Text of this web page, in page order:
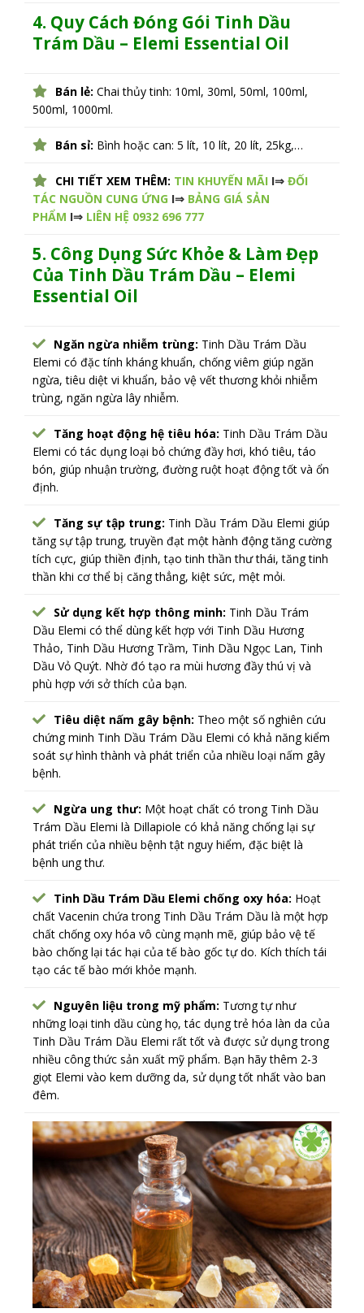
4. Quy Cách Đóng Gói Tinh Dầu
Trám Dầu – Elemi Essential Oil
Bán lẻ: Chai thủy tinh: 10ml, 30ml, 50ml, 100ml,
500ml, 1000ml.
Bán sỉ: Bình hoặc can: 5 lít, 10 lít, 20 lít, 25kg,…
CHI TIẾT XEM THÊM: TIN KHUYẾN MÃI I⇒ ĐỐI
TÁC NGUỒN CUNG ỨNG I⇒ BẢNG GIÁ SẢN
PHẨM I⇒ LIÊN HỆ 0932 696 777
5. Công Dụng Sức Khỏe & Làm Đẹp
Của Tinh Dầu Trám Dầu – Elemi
Essential Oil
Ngăn ngừa nhiễm trùng: Tinh Dầu Trám Dầu
Elemi có đặc tính kháng khuẩn, chống viêm giúp ngăn
ngừa, tiêu diệt vi khuẩn, bảo vệ vết thương khỏi nhiễm
trùng, ngăn ngừa lây nhiễm.
Tăng hoạt động hệ tiêu hóa: Tinh Dầu Trám Dầu
Elemi có tác dụng loại bỏ chứng đầy hơi, khó tiêu, táo
bón, giúp nhuận trường, đường ruột hoạt động tốt và ổn
định.
Tăng sự tập trung: Tinh Dầu Trám Dầu Elemi giúp
tăng sự tập trung, truyền đạt một hành động tăng cường
tích cực, giúp thiền định, tạo tinh thần thư thái, tăng tinh
thần khi cơ thể bị căng thẳng, kiệt sức, mệt mỏi.
Sử dụng kết hợp thông minh: Tinh Dầu Trám
Dầu Elemi có thể dùng kết hợp với Tinh Dầu Hương
Thảo, Tinh Dầu Hương Trầm, Tinh Dầu Ngọc Lan, Tinh
Dầu Vỏ Quýt. Nhờ đó tạo ra mùi hương đầy thú vị và
phù hợp với sở thích của bạn.
Tiêu diệt nấm gây bệnh: Theo một số nghiên cứu
chứng minh Tinh Dầu Trám Dầu Elemi có khả năng kiểm
soát sự hình thành và phát triển của nhiều loại nấm gây
bệnh.
Ngừa ung thư: Một hoạt chất có trong Tinh Dầu
Trám Dầu Elemi là Dillapiole có khả năng chống lại sự
phát triển của nhiều bệnh tật nguy hiểm, đặc biệt là
bệnh ung thư.
Tinh Dầu Trám Dầu Elemi chống oxy hóa: Hoạt
chất Vacenin chứa trong Tinh Dầu Trám Dầu là một hợp
chất chống oxy hóa vô cùng mạnh mẽ, giúp bảo vệ tế
bào chống lại tác hại của tế bào gốc tự do. Kích thích tái
tạo các tế bào mới khỏe mạnh.
Nguyên liệu trong mỹ phẩm: Tương tự như
những loại tinh dầu cùng họ, tác dụng trẻ hóa làn da của
Tinh Dầu Trám Dầu Elemi rất tốt và được sử dụng trong
nhiều công thức sản xuất mỹ phẩm. Bạn hãy thêm 2-3
giọt Elemi vào kem dưỡng da, sử dụng tốt nhất vào ban
đêm.